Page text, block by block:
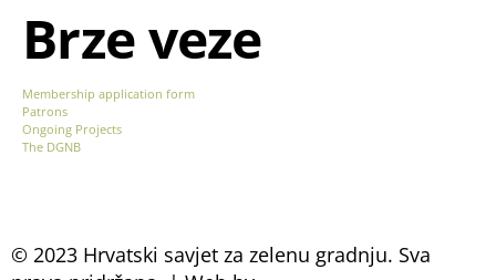
Brze veze
Membership application form
Patrons
Ongoing Projects
The DGNB
© 2023 Hrvatski savjet za zelenu gradnju. Sva